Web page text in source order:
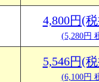
4,800円(
(5,280円
5,546円(
(6,100円